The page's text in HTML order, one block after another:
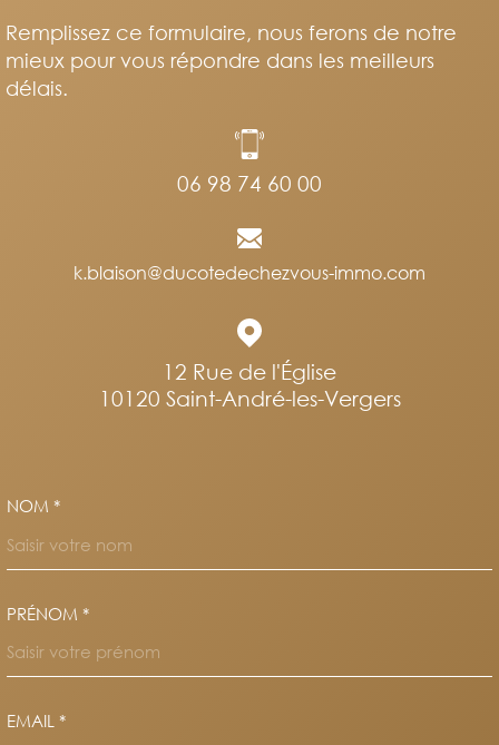
Remplissez ce formulaire, nous ferons de notre
mieux pour vous répondre dans les meilleurs
délais.
06 98 74 60 00
k.blaison@ducotedechezvous-immo.com
12 Rue de l'Église
10120
Saint-André-les-Vergers
NOM *
PRÉNOM *
EMAIL *